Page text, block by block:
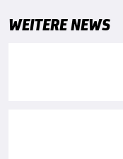
WEITERE NEWS